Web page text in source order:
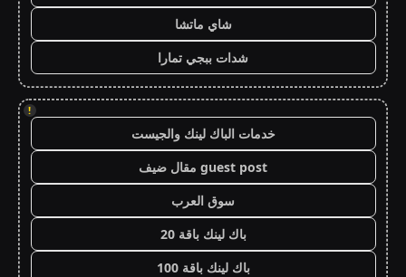
شاي ماتشا
شدات ببجي تمارا
!
خدمات الباك لينك والجيست
guest post مقال ضيف
سوق العرب
باك لينك باقة 20
باك لينك باقة 100